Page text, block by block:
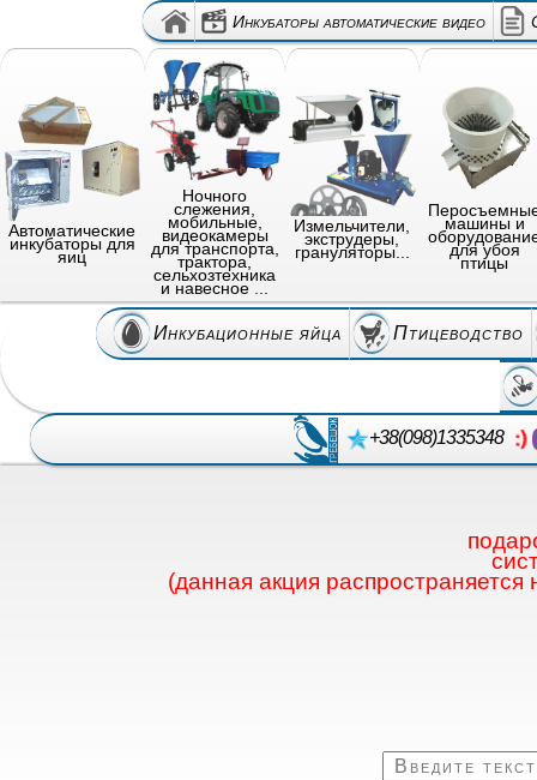
Инкубаторы автоматические видео
Автоматические
инкубаторы для
яиц
Ночного
слежения,
мобильные,
видеокамеры
для транспорта,
трактора,
сельхозтехника
и навесное ...
Измельчители,
экструдеры,
грануляторы...
машины и
для убоя
птицы
Инкубационные яйца Птицеводство
+38(098)1335348
(данная акция